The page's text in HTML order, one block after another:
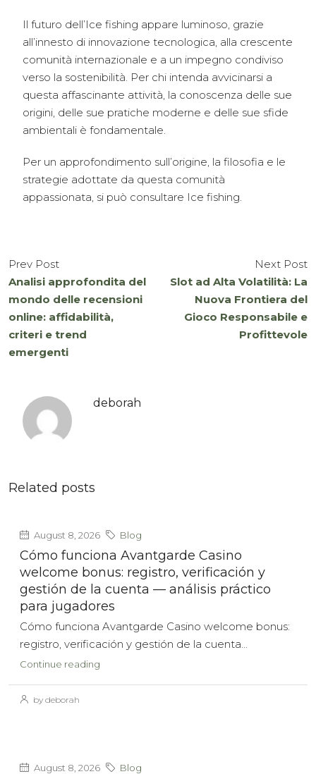
Il futuro dell’Ice fishing appare luminoso, grazie
all’innesto di innovazione tecnologica, alla crescente
comunità internazionale e a un impegno condiviso
verso la sostenibilità. Per chi intenda avvicinarsi a
questa affascinante attività, la conoscenza delle sue
origini, delle sue pratiche moderne e delle sue sfide
ambientali è fondamentale.
Per un approfondimento sull’origine, la filosofia e le
strategie adottate da questa comunità
appassionata, si può consultare Ice fishing.
Prev Post
Analisi approfondita del
mondo delle recensioni
online: affidabilità,
criteri e trend
emergenti
Next Post
Slot ad Alta Volatilità: La
Nuova Frontiera del
Gioco Responsabile e
Profittevole
deborah
Related posts
August 8, 2026 Blog
Cómo funciona Avantgarde Casino
welcome bonus: registro, verificación y
gestión de la cuenta — análisis práctico
para jugadores
Cómo funciona Avantgarde Casino welcome bonus:
registro, verificación y gestión de la cuenta...
Continue reading
by deborah
August 8, 2026 Blog